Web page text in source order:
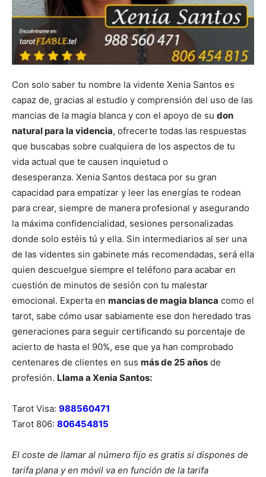
Con solo saber tu nombre la vidente Xenia Santos es
capaz de, gracias al estudio y comprensión del uso de las
mancias de la magia blanca y con el apoyo de su don
natural para la videncia, ofrecerte todas las respuestas
que buscabas sobre cualquiera de los aspectos de tu
vida actual que te causen inquietud o
desesperanza. Xenia Santos destaca por su gran
capacidad para empatizar y leer las energías te rodean
para crear, siempre de manera profesional y asegurando
la máxima confidencialidad, sesiones personalizadas
donde solo estéis tú y ella. Sin intermediarios al ser una
de las videntes sin gabinete más recomendadas, será ella
quien descuelgue siempre el teléfono para acabar en
cuestión de minutos de sesión con tu malestar
emocional. Experta en mancias de magia blanca como el
tarot, sabe cómo usar sabiamente ese don heredado tras
generaciones para seguir certificando su porcentaje de
acierto de hasta el 90%, ese que ya han comprobado
centenares de clientes en sus más de 25 años de
profesión. Llama a Xenia Santos:
Tarot Visa: 988560471
Tarot 806: 806454815
El coste de llamar al número fijo es gratis si dispones de
tarifa plana y en móvil va en función de la tarifa